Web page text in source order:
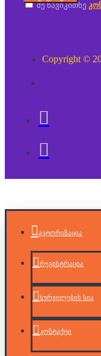
მე წავიკითხე
Copyright ©
ავტორიზაცია
რეგისტრაცია
სურვილების სია
კონტაქტი